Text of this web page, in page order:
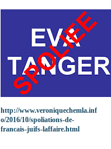
http://www.veroniquechemla.inf
o/2016/10/spoliations-de-
francais-juifs-laffaire.html